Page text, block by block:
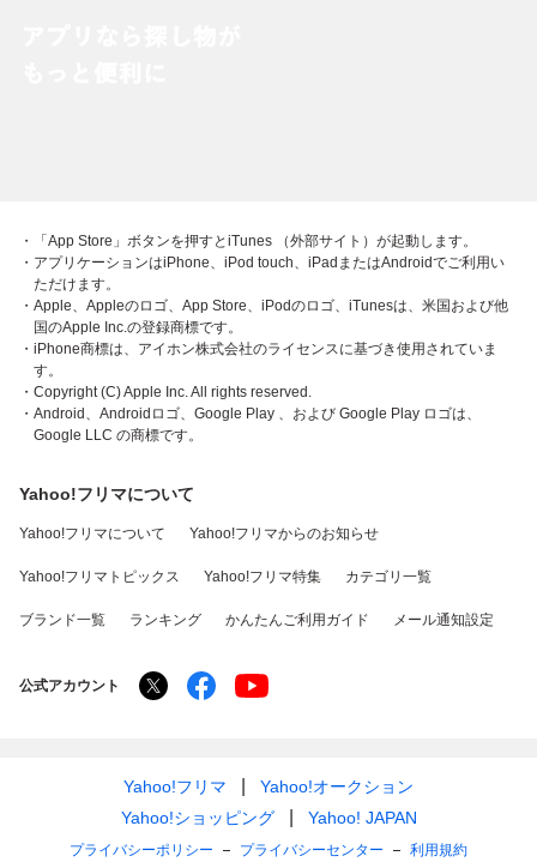
・「App Store」ボタンを押すとiTunes （外部サイト）が起動します。
・アプリケーションはiPhone、iPod touch、iPadまたはAndroidでご利用い
ただけます。
・Apple、Appleのロゴ、App Store、iPodのロゴ、iTunesは、米国および他
国のApple Inc.の登録商標です。
・iPhone商標は、アイホン株式会社のライセンスに基づき使用されていま
す。
・Copyright (C) Apple Inc. All rights reserved.
・Android、Androidロゴ、Google Play 、および Google Play ロゴは、
Google LLC の商標です。
Yahoo!フリマについて
Yahoo!フリマについて Yahoo!フリマからのお知らせ
Yahoo!フリマトピックス Yahoo!フリマ特集 カテゴリ一覧
ブランド一覧 ランキング かんたんご利用ガイド メール通知設定
公式アカウント
Yahoo!フリマ
Yahoo!オークション
Yahoo!ショッピング
Yahoo! JAPAN
プライバシーポリシー プライバシーセンター 利用規約